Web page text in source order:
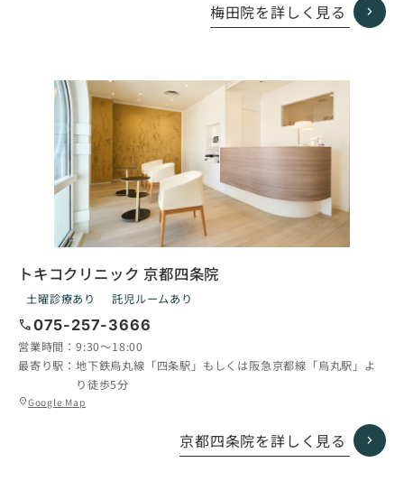
梅田院を詳しく見る
トキコクリニック 京都四条院
土曜診療あり 託児ルームあり
call075-257-3666
営業時間： 9:30〜18:00
最寄り駅： 地下鉄烏丸線「四条駅」もしくは阪急京都線「烏丸駅」よ
り徒歩5分
location_onGoogle Map
グ
京都四条院を詳しく見る